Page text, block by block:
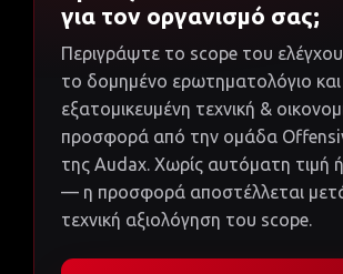
για τον οργανισμό σας;
Περιγράψτε το scope του
το δομημένο ερωτηματολόγιο
εξατομικευμένη τεχνική &
προσφορά από την ομάδα
της Audax. Χωρίς αυτόματη τιμή
— η προσφορά αποστέλλεται
τεχνική αξιολόγηση του scope.